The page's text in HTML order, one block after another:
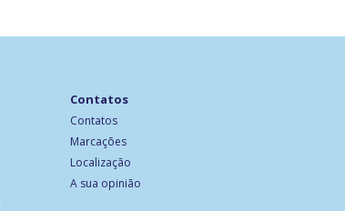
Contatos
Contatos
Marcações
Localização
A sua opinião